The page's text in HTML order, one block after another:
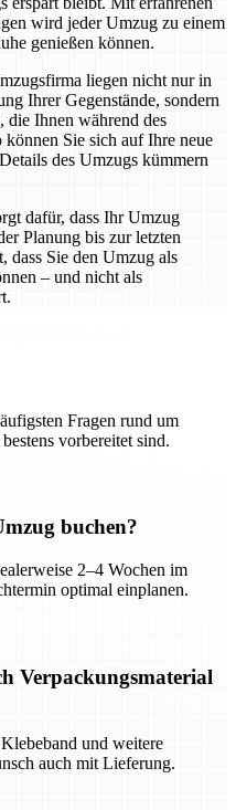
wird jeder Umzug zu einem
genießen können.
liegen nicht nur in
Ihrer Gegenstände, sondern
Ihnen während des
Sie sich auf Ihre neue
des Umzugs kümmern
dafür, dass Ihr Umzug
Planung bis zur letzten
dass Sie den Umzug als
– und nicht als
Fragen rund um
vorbereitet sind.
buchen?
2–4 Wochen im
optimal einplanen.
Verpackungsmaterial
und weitere
auch mit Lieferung.